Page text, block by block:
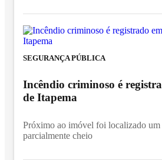
SEGURANÇA PÚBLICA
Incêndio criminoso é
de Itapema
Próximo ao imóvel foi localizado um
parcialmente cheio